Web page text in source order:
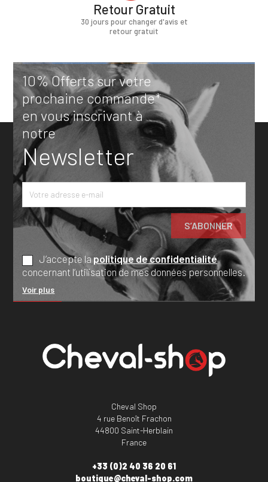
Retour Gratuit
30 jours pour changer d'avis et
retour gratuit
10% Offerts sur votre
prochaine commande*
en vous inscrivant à
notre
Newsletter
J’accepte lapolitique de confidentialité
concernant l’utilisation de mes données personnelles.
Voir plus
Cheval Shop
4 rue Benoît Frachon
44800 Saint-Herblain
France
+33 (0)2 40 36 20 61
boutique@cheval-shop.com